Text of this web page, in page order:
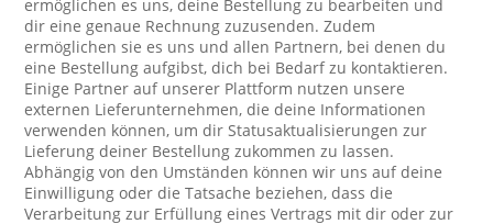
ermöglichen es uns, deine Bestellung zu bearbeiten und
dir eine genaue Rechnung zuzusenden. Zudem
ermöglichen sie es uns und allen Partnern, bei denen du
eine Bestellung aufgibst, dich bei Bedarf zu kontaktieren.
Einige Partner auf unserer Plattform nutzen unsere
externen Lieferunternehmen, die deine Informationen
verwenden können, um dir Statusaktualisierungen zur
Lieferung deiner Bestellung zukommen zu lassen.
Abhängig von den Umständen können wir uns auf deine
Einwilligung oder die Tatsache beziehen, dass die
Verarbeitung zur Erfüllung eines Vertrags mit dir oder zur